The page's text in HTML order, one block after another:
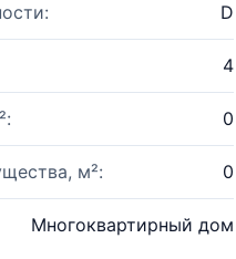
D
4
0
м²: 0
Многоквартирный дом